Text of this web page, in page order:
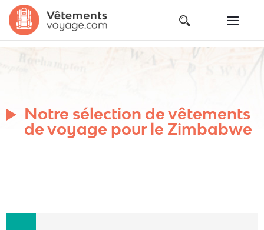
Notre sélection de vêtements
de voyage pour le Zimbabwe